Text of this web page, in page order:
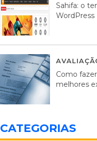
Sahifa: o
WordPress
Como
melhores
CATEGORIAS